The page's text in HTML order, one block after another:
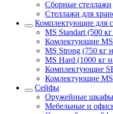
Сборные стеллажи
Стеллажи для
Комплектующие для
MS Standart (500
Комлектующие
MS Strong (750 кг
MS Hard (1000 кг
Комплектующие
Комлектующие
Сейфы
Оружейные
Мебельные и